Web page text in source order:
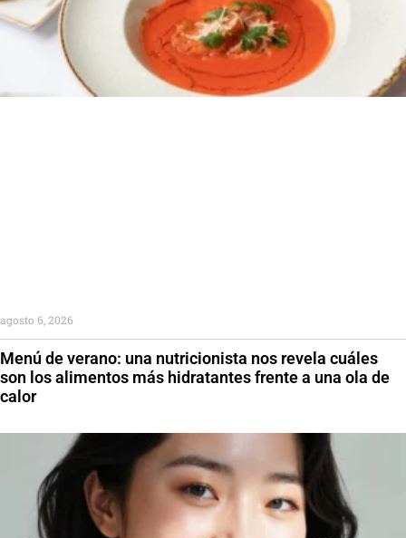
Menú de verano: una nutricionista nos revela cuáles
son los alimentos más hidratantes frente a una ola de
calor
agosto 6, 2026